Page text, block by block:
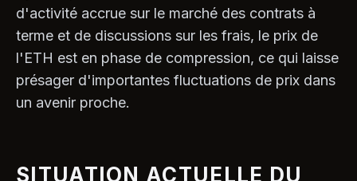
d'activité accrue sur le marché des contrats à
terme et de discussions sur les frais, le prix de
l'ETH est en phase de compression, ce qui laisse
présager d'importantes fluctuations de prix dans
un avenir proche.
SITUATION ACTUELLE DU